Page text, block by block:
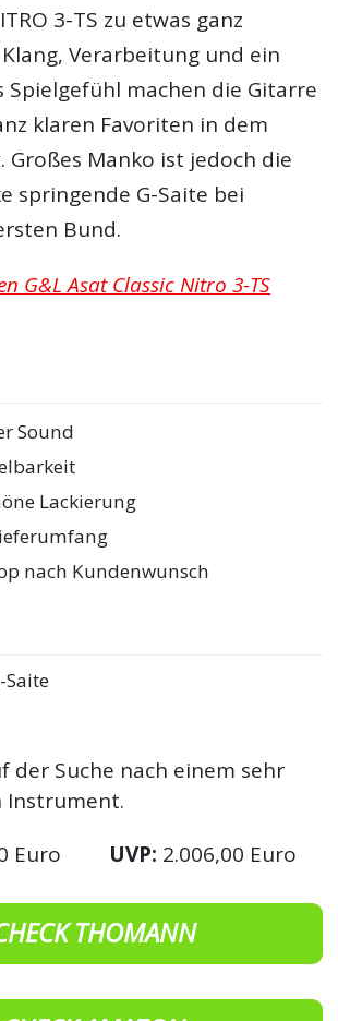
3-TS zu etwas ganz
Verarbeitung und ein
Spielgefühl machen die Gitarre
klaren Favoriten in dem
Großes Manko ist jedoch die
springende G-Saite bei
Bund.
G&L Asat Classic Nitro 3-TS
Sound
Lackierung
nach Kundenwunsch
Saite
der Suche nach einem sehr
Instrument.
Euro UVP: 2.006,00 Euro
THOMANN